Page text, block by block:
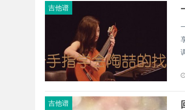
吉他谱
吉他谱